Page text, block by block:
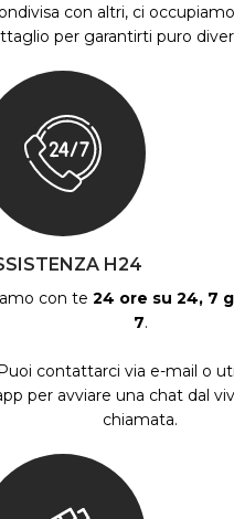
con altri, ci
per garantirti puro
H24
con te 24 ore su 24, 7
7.
contattarci via e-mail o
per avviare una chat dal
chiamata.